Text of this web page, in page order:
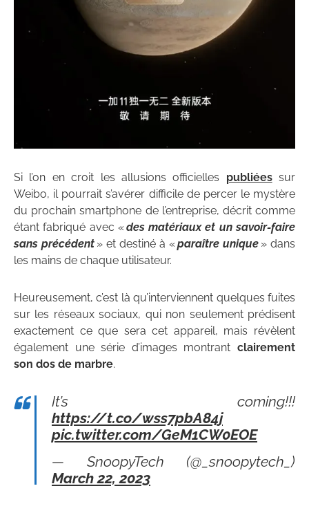
Si l’on en croit les allusions officielles publiéessur
Weibo, il pourrait s’avérer difficile de percer le mystère
du prochain smartphone de l’entreprise, décrit comme
étant fabriqué avec «des matériaux et un savoir-faire
sans précédent » et destiné à «paraître unique » dans
les mains de chaque utilisateur.
Heureusement, c’est là qu’interviennent quelques fuites
sur les réseaux sociaux, qui non seulement prédisent
exactement ce que sera cet appareil, mais révèlent
également une série d’images montrant clairement
son dos de marbre.
It’s coming!!!
https://t.co/wss7pbA84j
pic.twitter.com/GeM1CW0EOE
— SnoopyTech (@_snoopytech_)
March 22, 2023